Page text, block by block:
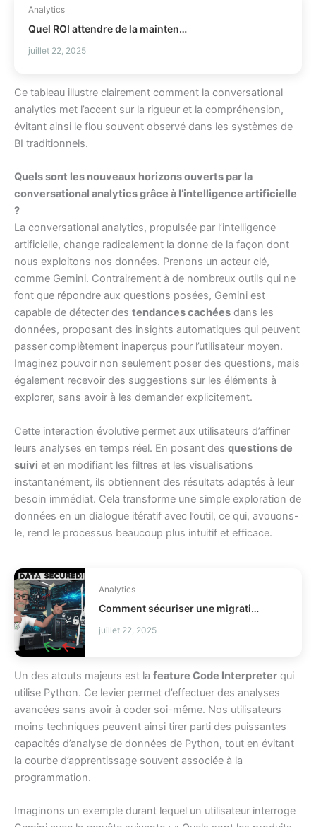
Analytics
Quel ROI attendre de la maintenance prédictive ?
juillet 22, 2025
Ce tableau illustre clairement comment la conversational
analytics met l’accent sur la rigueur et la compréhension,
évitant ainsi le flou souvent observé dans les systèmes de
BI traditionnels.
Quels sont les nouveaux horizons ouverts par la
conversational analytics grâce à l’intelligence artificielle
?
La conversational analytics, propulsée par l’intelligence
artificielle, change radicalement la donne de la façon dont
nous exploitons nos données. Prenons un acteur clé,
comme Gemini. Contrairement à de nombreux outils qui ne
font que répondre aux questions posées, Gemini est
capable de détecter des tendances cachées dans les
données, proposant des insights automatiques qui peuvent
passer complètement inaperçus pour l’utilisateur moyen.
Imaginez pouvoir non seulement poser des questions, mais
également recevoir des suggestions sur les éléments à
explorer, sans avoir à les demander explicitement.
Cette interaction évolutive permet aux utilisateurs d’affiner
leurs analyses en temps réel. En posant des questions de
suivi et en modifiant les filtres et les visualisations
instantanément, ils obtiennent des résultats adaptés à leur
besoin immédiat. Cela transforme une simple exploration de
données en un dialogue itératif avec l’outil, ce qui, avouons-
le, rend le processus beaucoup plus intuitif et efficace.
Analytics
Comment sécuriser une migration de données business ?
juillet 22, 2025
Un des atouts majeurs est la feature Code Interpreter qui
utilise Python. Ce levier permet d’effectuer des analyses
avancées sans avoir à coder soi-même. Nos utilisateurs
moins techniques peuvent ainsi tirer parti des puissantes
capacités d’analyse de données de Python, tout en évitant
la courbe d’apprentissage souvent associée à la
programmation.
Imaginons un exemple durant lequel un utilisateur interroge